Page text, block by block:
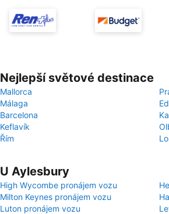
Nejlepší světové destinace
Mallorca
Málaga
Barcelona
Keflavík
Řím
U Aylesbury
High Wycombe pronájem vozu
Milton Keynes pronájem vozu
Luton pronájem vozu